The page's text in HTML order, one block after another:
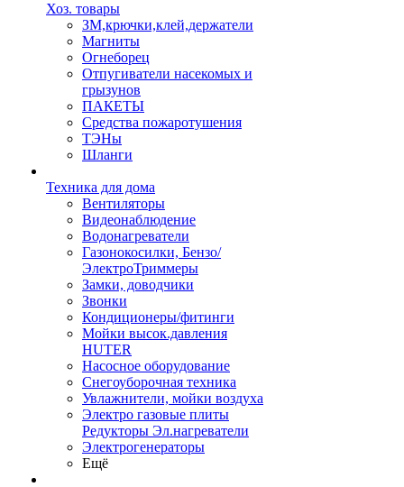
Хоз. товары
ЗМ,крючки,клей,держатели
Магниты
Огнеборец
Отпугиватели насекомых и
грызунов
ПАКЕТЫ
Средства пожаротушения
ТЭНы
Шланги
Техника для дома
Вентиляторы
Видеонаблюдение
Водонагреватели
Газонокосилки, Бензо/
ЭлектроТриммеры
Замки, доводчики
Звонки
Кондиционеры/фитинги
Мойки высок.давления
HUTER
Насосное оборудование
Снегоуборочная техника
Увлажнители, мойки воздуха
Электро газовые плиты
Редукторы Эл.нагреватели
Электрогенераторы
Ещё